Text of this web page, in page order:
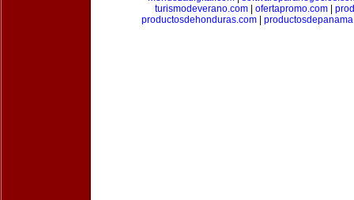
turismodeverano.com
ofertapromo.com
productosdehonduras.com